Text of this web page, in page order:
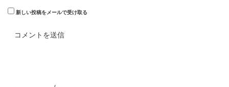
新しい投稿をメールで受け取る